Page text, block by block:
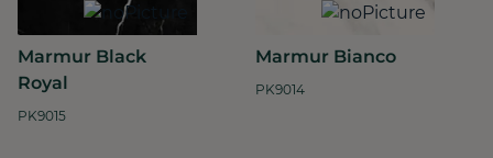
Marmur Black
Royal
PK9015
Marmur Bianco
PK9014